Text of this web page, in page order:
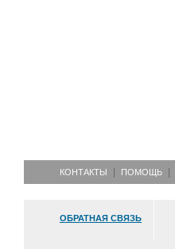
КОНТАКТЫ ПОМОЩЬ
ОБРАТНАЯ СВЯЗЬ